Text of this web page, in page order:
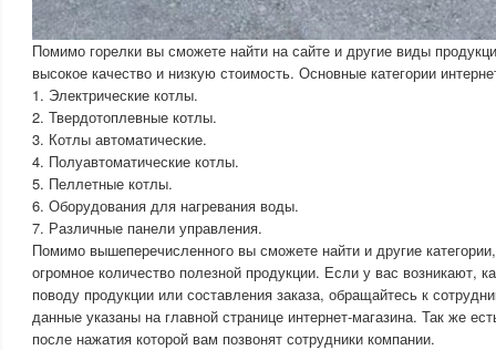
Помимо горелки вы сможете найти на сайте и другие виды
высокое качество и низкую стоимость. Основные категории
1. Электрические котлы.
2. Твердотоплевные котлы.
3. Котлы автоматические.
4. Полуавтоматические котлы.
5. Пеллетные котлы.
6. Оборудования для нагревания воды.
7. Различные панели управления.
Помимо вышеперечисленного вы сможете найти и другие
огромное количество полезной продукции. Если у вас возникают,
поводу продукции или составления заказа, обращайтесь к
данные указаны на главной странице интернет-магазина. Так же
после нажатия которой вам позвонят сотрудники компании.